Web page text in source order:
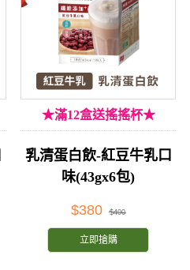
★滿12盒送搖搖杯★
乳清蛋白飲-紅豆牛乳口
味(43gx6包)
$380 $400
立即搶購